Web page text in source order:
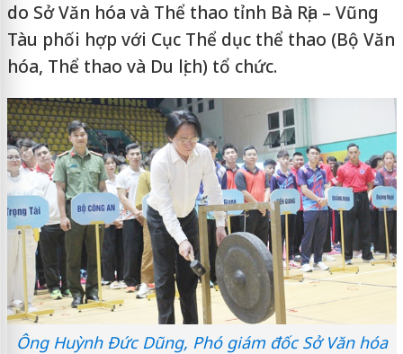
do Sở Văn hóa và Thể thao tỉnh Bà Rịa – Vũng
Tàu phối hợp với Cục Thể dục thể thao (Bộ Văn
hóa, Thể thao và Du lịch) tổ chức.
Ông Huỳnh Đức Dũng, Phó giám đốc Sở Văn hóa